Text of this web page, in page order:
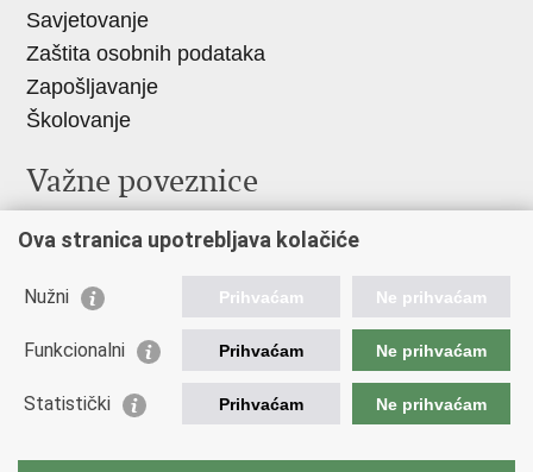
Savjetovanje
Zaštita osobnih podataka
Zapošljavanje
Školovanje
Važne poveznice
Udruge
Policijska akademija
Muzej policije
Zaklada policijske solidarnosti
Policijske uprave
Ova stranica upotrebljava kolačiće
Nužni Prihvaćam Ne prihvaćam
Funkcionalni Prihvaćam Ne prihvaćam
Statistički Prihvaćam Ne prihvaćam